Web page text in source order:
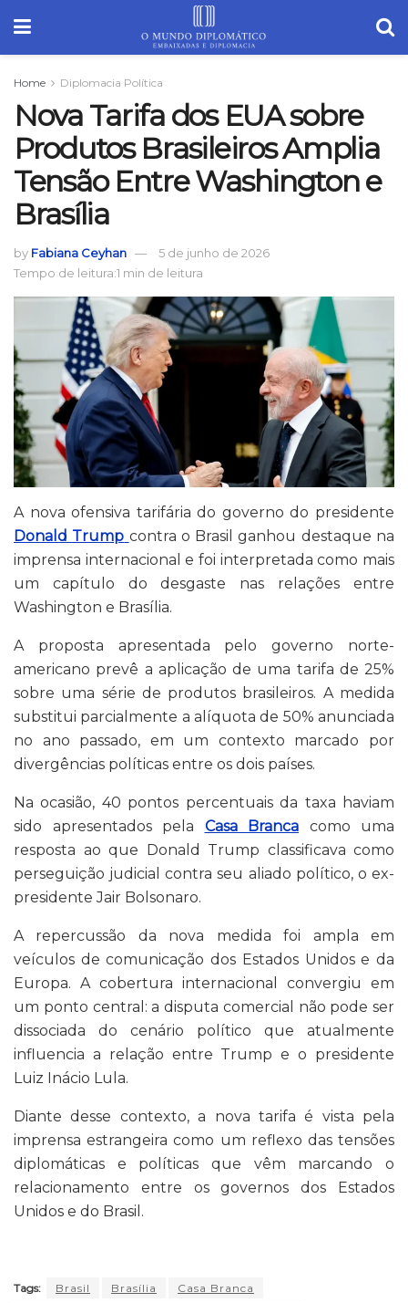
Home Diplomacia Política
Nova Tarifa dos EUA sobre
Produtos Brasileiros Amplia
Tensão Entre Washington e
Brasília
by Fabiana Ceyhan
5 de junho de 2026
Tempo de leitura:1 min de leitura
A nova ofensiva tarifária do governo do presidente
Donald Trump contra o Brasil ganhou destaque na
imprensa internacional e foi interpretada como mais
um capítulo do desgaste nas relações entre
Washington e Brasília.
A proposta apresentada pelo governo norte-
americano prevê a aplicação de uma tarifa de 25%
sobre uma série de produtos brasileiros. A medida
substitui parcialmente a alíquota de 50% anunciada
no ano passado, em um contexto marcado por
divergências políticas entre os dois países.
Na ocasião, 40 pontos percentuais da taxa haviam
sido apresentados pela Casa Branca como uma
resposta ao que Donald Trump classificava como
perseguição judicial contra seu aliado político, o ex-
presidente Jair Bolsonaro.
A repercussão da nova medida foi ampla em
veículos de comunicação dos Estados Unidos e da
Europa. A cobertura internacional convergiu em
um ponto central: a disputa comercial não pode ser
dissociada do cenário político que atualmente
influencia a relação entre Trump e o presidente
Luiz Inácio Lula.
Diante desse contexto, a nova tarifa é vista pela
imprensa estrangeira como um reflexo das tensões
diplomáticas e políticas que vêm marcando o
relacionamento entre os governos dos Estados
Unidos e do Brasil.
Tags: Brasil Brasília
Casa Branca